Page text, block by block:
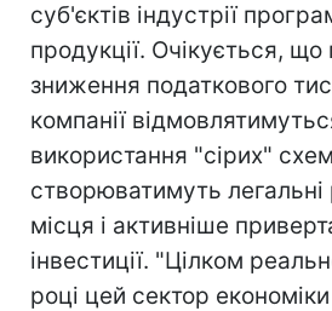
суб'єктів індустрії
продукції. Очікується, що
зниження податкового
компанії
використання "сірих"
створюватимуть легальні
місця і активніше
інвестиції. "Цілком
році цей сектор